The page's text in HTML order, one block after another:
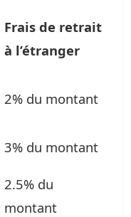
Frais de retrait
à l’étranger
2% du montant
3% du montant
2.5% du
montant